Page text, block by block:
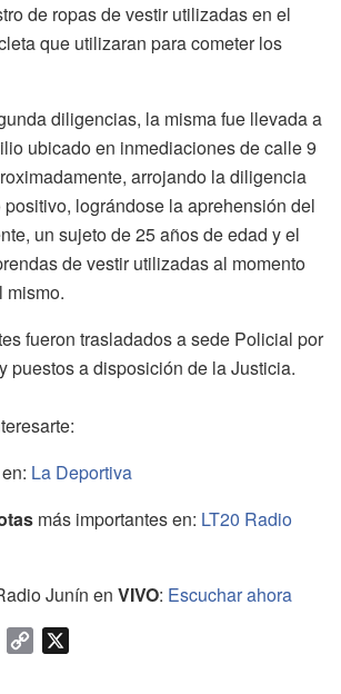
de ropas de vestir utilizadas en el
que utilizaran para cometer los
diligencias, la misma fue llevada a
ubicado en inmediaciones de calle 9
arrojando la diligencia
lográndose la aprehensión del
un sujeto de 25 años de edad y el
de vestir utilizadas al momento
mismo.
fueron trasladados a sede Policial por
puestos a disposición de la Justicia.
La Deportiva
más importantes en: LT20 Radio
Junín en VIVO: Escuchar ahora
W